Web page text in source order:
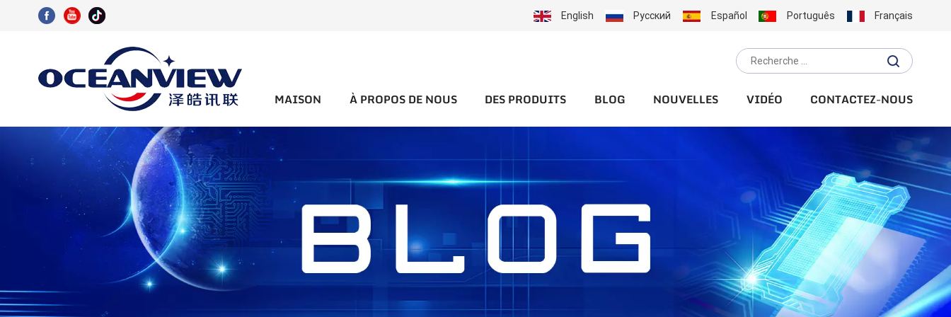
English Русский Español Português Français
MAISON À PROPOS DE NOUS DES PRODUITS BLOG NOUVELLES VIDÉO CONTACTEZ-NOUS